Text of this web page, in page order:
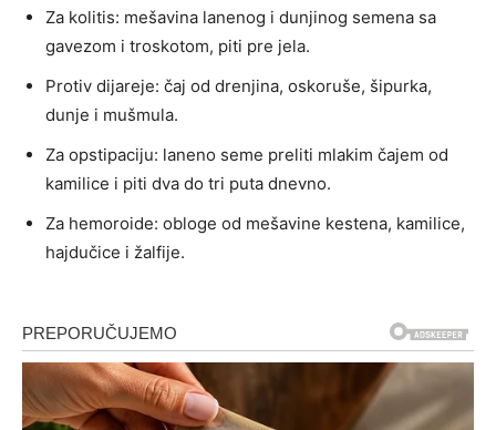
Za kolitis: mešavina lanenog i dunjinog semena sa
gavezom i troskotom, piti pre jela.
Protiv dijareje: čaj od drenjina, oskoruše, šipurka,
dunje i mušmula.
Za opstipaciju: laneno seme preliti mlakim čajem od
kamilice i piti dva do tri puta dnevno.
Za hemoroide: obloge od mešavine kestena, kamilice,
hajdučice i žalfije.